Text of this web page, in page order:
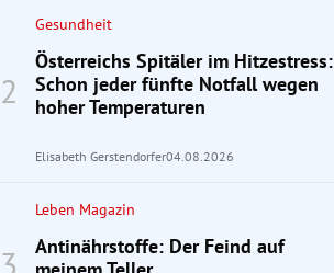
Gesundheit
Österreichs Spitäler im Hitzestress:
Schon jeder fünfte Notfall wegen
hoher Temperaturen
Elisabeth Gerstendorfer04.08.2026
Leben Magazin
Antinährstoffe: Der Feind auf